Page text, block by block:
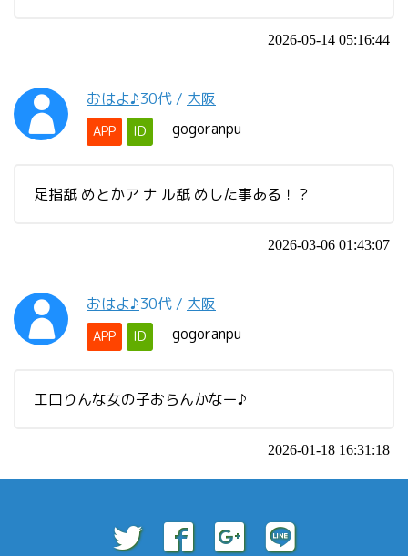
2026-05-14 05:16:44
おはよ♪30代 / 大阪
APP ID gogoranpu
足指舐 めとかア ナ ル舐 めした事ある！？
2026-03-06 01:43:07
おはよ♪30代 / 大阪
APP ID gogoranpu
工口りんな女の子おらんかなー♪
2026-01-18 16:31:18